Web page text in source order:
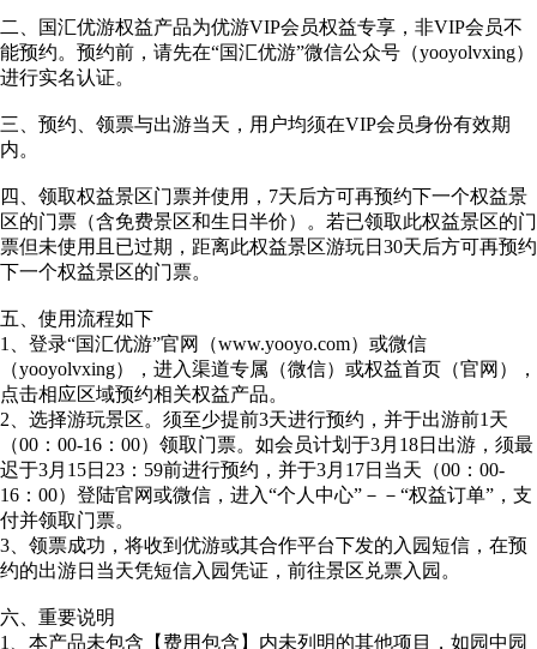
二、国汇优游权益产品为优游VIP会员权益专享，非VIP会员不
能预约。预约前，请先在“国汇优游”微信公众号（yooyolvxing）
进行实名认证。
三、预约、领票与出游当天，用户均须在VIP会员身份有效期
内。
四、领取权益景区门票并使用，7天后方可再预约下一个权益景
区的门票（含免费景区和生日半价）。若已领取此权益景区的门
票但未使用且已过期，距离此权益景区游玩日30天后方可再预约
下一个权益景区的门票。
五、使用流程如下
1、登录“国汇优游”官网（www.yooyo.com）或微信
（yooyolvxing），进入渠道专属（微信）或权益首页（官网），
点击相应区域预约相关权益产品。
2、选择游玩景区。须至少提前3天进行预约，并于出游前1天
（00：00-16：00）领取门票。如会员计划于3月18日出游，须最
迟于3月15日23：59前进行预约，并于3月17日当天（00：00-
16：00）登陆官网或微信，进入“个人中心”－－“权益订单”，支
付并领取门票。
3、领票成功，将收到优游或其合作平台下发的入园短信，在预
约的出游日当天凭短信入园凭证，前往景区兑票入园。
六、重要说明
1、本产品未包含【费用包含】内未列明的其他项目，如园中园